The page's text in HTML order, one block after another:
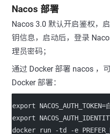
Nacos 部署
Nacos 3.0 默认开启鉴权，
钥信息，启动后，登录
理员密码；
通过 Docker 部署 nacos ，
Docker 部署：
export NACOS_AUTH_TOKEN=
export
docker run
-td -e